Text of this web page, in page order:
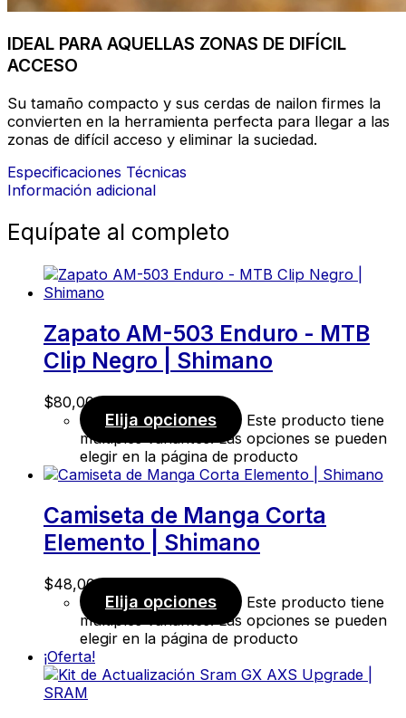
IDEAL PARA AQUELLAS ZONAS DE DIFÍCIL
ACCESO
Su tamaño compacto y sus cerdas de nailon firmes la
convierten en la herramienta perfecta para llegar a las
zonas de difícil acceso y eliminar la suciedad.
Especificaciones Técnicas
Información adicional
Equípate al completo
Zapato AM-503 Enduro - MTB
Clip Negro | Shimano
$80,00
Elija opciones
Este producto tiene
múltiples variantes. Las opciones se pueden
elegir en la página de producto
Camiseta de Manga Corta
Elemento | Shimano
$48,00
Elija opciones
Este producto tiene
múltiples variantes. Las opciones se pueden
elegir en la página de producto
¡Oferta!